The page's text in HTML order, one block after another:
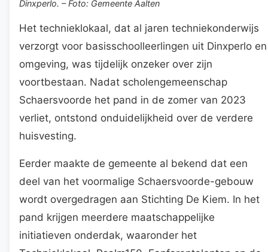
Dinxperlo. – Foto: Gemeente Aalten
Het technieklokaal, dat al jaren techniekonderwijs
verzorgt voor basisschoolleerlingen uit Dinxperlo en
omgeving, was tijdelijk onzeker over zijn
voortbestaan. Nadat scholengemeenschap
Schaersvoorde het pand in de zomer van 2023
verliet, ontstond onduidelijkheid over de verdere
huisvesting.
Eerder maakte de gemeente al bekend dat een
deel van het voormalige Schaersvoorde-gebouw
wordt overgedragen aan Stichting De Kiem. In het
pand krijgen meerdere maatschappelijke
initiatieven onderdak, waaronder het